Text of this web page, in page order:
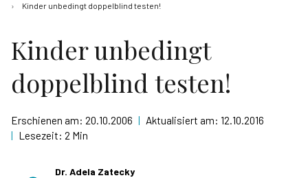
Kinder unbedingt doppelblind testen!
Kinder unbedingt
doppelblind testen!
Erschienen am: 20.10.2006 | Aktualisiert am: 12.10.2016
| Lesezeit: 2 Min
Dr. Adela Zatecky